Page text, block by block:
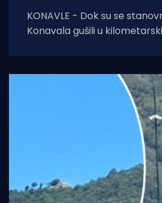
KONAVLE - Dok su se
Konavala gušili u